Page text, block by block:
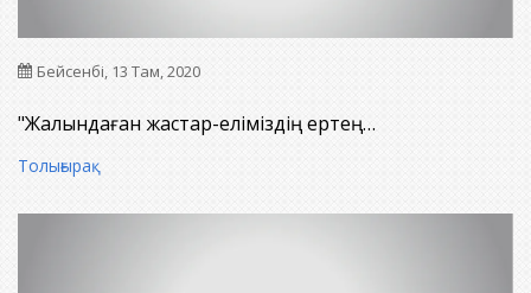
Бейсенбі, 13 Там, 2020
"Жалындаған жастар-еліміздің ертең…
Толығырақ